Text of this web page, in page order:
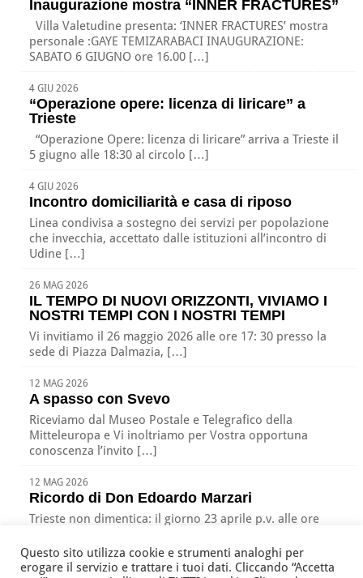
Inaugurazione mostra “INNER FRACTURES”
Villa Valetudine presenta: ‘INNER FRACTURES’ mostra
personale :GAYE TEMIZARABACI INAUGURAZIONE:
SABATO 6 GIUGNO ore 16.00 […]
4 GIU 2026
“Operazione opere: licenza di liricare” a
Trieste
“Operazione Opere: licenza di liricare” arriva a Trieste il
5 giugno alle 18:30 al circolo […]
4 GIU 2026
Incontro domiciliarità e casa di riposo
Linea condivisa a sostegno dei servizi per popolazione
che invecchia, accettato dalle istituzioni all’incontro di
Udine […]
26 MAG 2026
IL TEMPO DI NUOVI ORIZZONTI, VIVIAMO I
NOSTRI TEMPI CON I NOSTRI TEMPI
Vi invitiamo il 26 maggio 2026 alle ore 17: 30 presso la
sede di Piazza Dalmazia, […]
12 MAG 2026
A spasso con Svevo
Riceviamo dal Museo Postale e Telegrafico della
Mitteleuropa e Vi inoltriamo per Vostra opportuna
conoscenza l’invito […]
12 MAG 2026
Ricordo di Don Edoardo Marzari
Trieste non dimentica: il giorno 23 aprile p.v. alle ore
Questo sito utilizza cookie e strumenti analoghi per
erogare il servizio e trattare i tuoi dati. Cliccando “Accetta